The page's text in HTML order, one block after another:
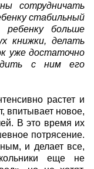
сотрудничать
стабильный
больше
книжки, делать
уже достаточно
с ним его
растет и
впитывает новое,
В это время их
потрясение.
и делает все,
еще не